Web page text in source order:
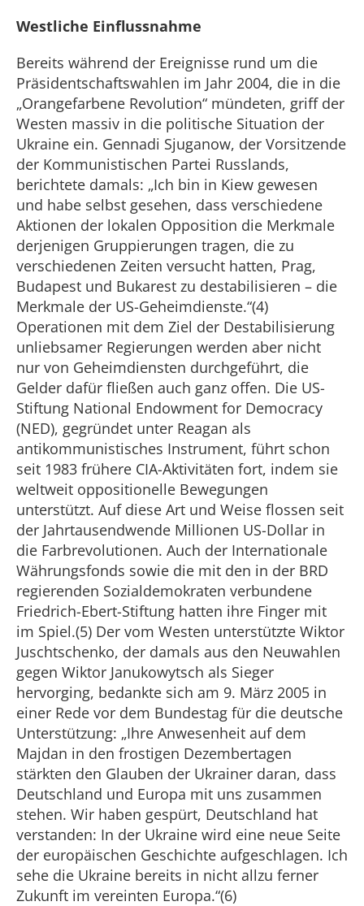
Westliche Einflussnahme
Bereits während der Ereignisse rund um die
Präsidentschaftswahlen im Jahr 2004, die in die
„Orangefarbene Revolution“ mündeten, griff der
Westen massiv in die politische Situation der
Ukraine ein. Gennadi Sjuganow, der Vorsitzende
der Kommunistischen Partei Russlands,
berichtete damals: „Ich bin in Kiew gewesen
und habe selbst gesehen, dass verschiedene
Aktionen der lokalen Opposition die Merkmale
derjenigen Gruppierungen tragen, die zu
verschiedenen Zeiten versucht hatten, Prag,
Budapest und Bukarest zu destabilisieren – die
Merkmale der US-Geheimdienste.“(4)
Operationen mit dem Ziel der Destabilisierung
unliebsamer Regierungen werden aber nicht
nur von Geheimdiensten durchgeführt, die
Gelder dafür fließen auch ganz offen. Die US-
Stiftung National Endowment for Democracy
(NED), gegründet unter Reagan als
antikommunistisches Instrument, führt schon
seit 1983 frühere CIA-Aktivitäten fort, indem sie
weltweit oppositionelle Bewegungen
unterstützt. Auf diese Art und Weise flossen seit
der Jahrtausendwende Millionen US-Dollar in
die Farbrevolutionen. Auch der Internationale
Währungsfonds sowie die mit den in der BRD
regierenden Sozialdemokraten verbundene
Friedrich-Ebert-Stiftung hatten ihre Finger mit
im Spiel.(5) Der vom Westen unterstützte Wiktor
Juschtschenko, der damals aus den Neuwahlen
gegen Wiktor Janukowytsch als Sieger
hervorging, bedankte sich am 9. März 2005 in
einer Rede vor dem Bundestag für die deutsche
Unterstützung: „Ihre Anwesenheit auf dem
Majdan in den frostigen Dezembertagen
stärkten den Glauben der Ukrainer daran, dass
Deutschland und Europa mit uns zusammen
stehen. Wir haben gespürt, Deutschland hat
verstanden: In der Ukraine wird eine neue Seite
der europäischen Geschichte aufgeschlagen. Ich
sehe die Ukraine bereits in nicht allzu ferner
Zukunft im vereinten Europa.“(6)